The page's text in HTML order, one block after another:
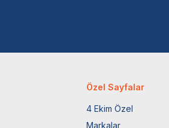
Özel Sayfalar
4 Ekim Özel
Markalar